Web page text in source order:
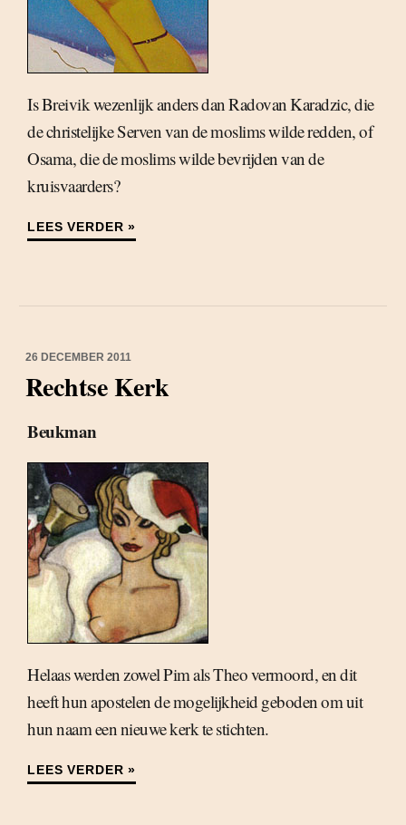
Is Breivik wezenlijk anders dan Radovan Karadzic, die
de christelijke Serven van de moslims wilde redden, of
Osama, die de moslims wilde bevrijden van de
kruisvaarders?
LEES VERDER »
26 DECEMBER 2011
Rechtse Kerk
Beukman
Helaas werden zowel Pim als Theo vermoord, en dit
heeft hun apostelen de mogelijkheid geboden om uit
hun naam een nieuwe kerk te stichten.
LEES VERDER »